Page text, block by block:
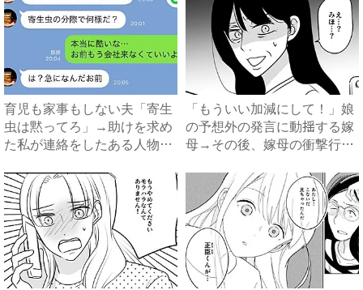
育児も家事もしない夫「寄生
虫は黙ってろ」→助けを求め
た私が連絡をしたある人物と
「もういい加減にして！」娘
の予想外の発言に動揺する嫁
母→その後、嫁母の衝撃行動